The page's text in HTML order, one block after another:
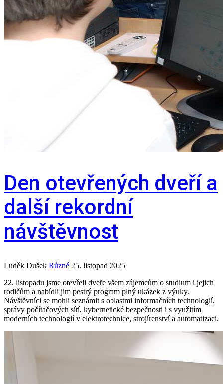
Den otevřených dveří a
další rekordní
návštěvnost
Luděk Dušek Různé 25. listopad 2025
22. listopadu jsme otevřeli dveře všem zájemcům o studium i jejich
rodičům a nabídli jim pestrý program plný ukázek z výuky.
Návštěvníci se mohli seznámit s oblastmi informačních technologií,
správy počítačových sítí, kybernetické bezpečnosti i s využitím
moderních technologií v elektrotechnice, strojírenství a automatizaci.